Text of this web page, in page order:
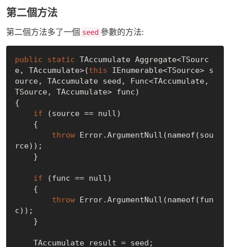
第二個方法
第二個方法多了一個 seed 參數的方法:
public static TAccumulate Aggregate<TSourc
e, TAccumulate>(this IEnumerable<TSource> s
ource, TAccumulate seed, Func<TAccumulate,
TSource, TAccumulate> func)
{
if (source == null)
throw Error.ArgumentNull(nameof(sou
rce));
if (func == null)
throw Error.ArgumentNull(nameof(fun
c));